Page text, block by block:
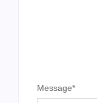
Message*